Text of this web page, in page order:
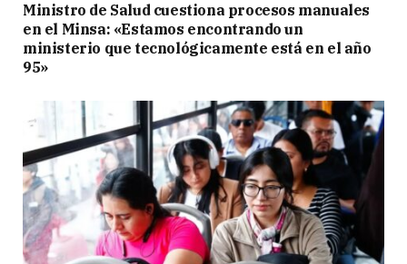
Ministro de Salud cuestiona procesos manuales
en el Minsa: «Estamos encontrando un
ministerio que tecnológicamente está en el año
95»